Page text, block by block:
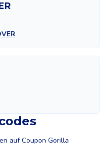
auf Coupon Gorilla